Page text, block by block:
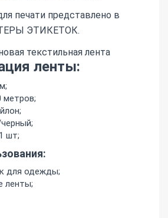
печати представлено в
ЭТИКЕТОК.
ленты:
метров;
шт;
для одежды;
ленты;